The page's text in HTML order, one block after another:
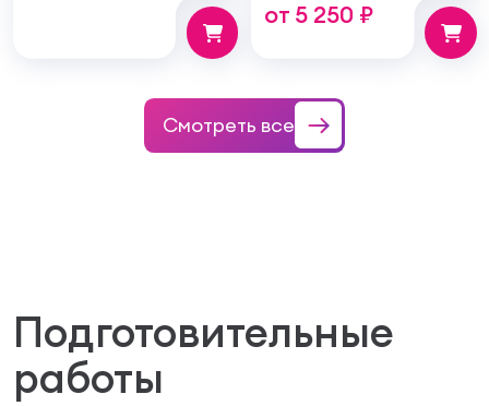
структуру покрытия
от 5 250 ₽
Смотреть все
Подготовительные
работы